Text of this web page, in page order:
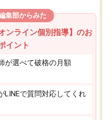
集部からみた
ンライン個別指導】のお
イント
が選べて破格の月額
LINEで質問対応してくれ